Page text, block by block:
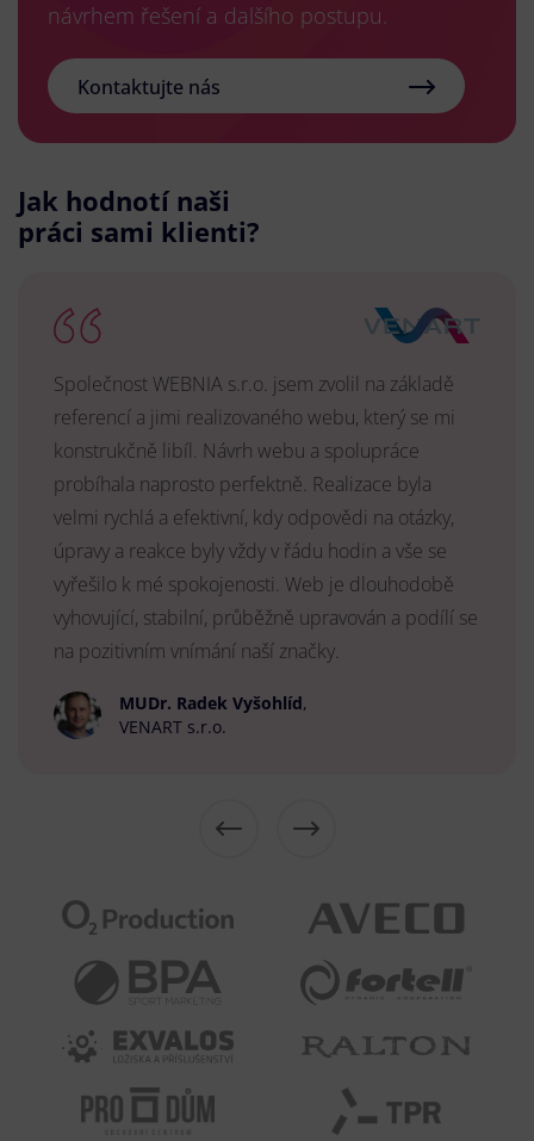
návrhem řešení a dalšího postupu.
Kontaktujte nás
Jak hodnotí naši
práci sami klienti?
Společnost WEBNIA s.r.o. jsem zvolil na základě
referencí a jimi realizovaného webu, který se mi
konstrukčně libíl. Návrh webu a spolupráce
probíhala naprosto perfektně. Realizace byla
velmi rychlá a efektivní, kdy odpovědi na otázky,
úpravy a reakce byly vždy v řádu hodin a vše se
vyřešilo k mé spokojenosti. Web je dlouhodobě
vyhovující, stabilní, průběžně upravován a podílí se
na pozitivním vnímání naší značky.
MUDr. Radek Vyšohlíd,
VENART s.r.o.